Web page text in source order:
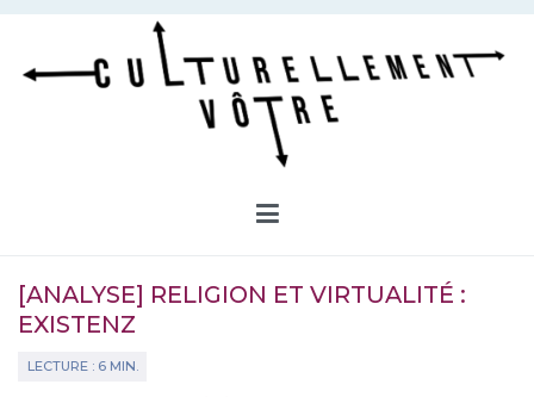
Aller
contenu
[ANALYSE] RELIGION ET VIRTUALITÉ :
EXISTENZ